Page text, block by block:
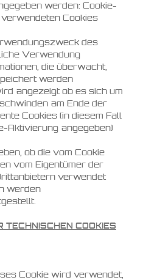
werden: Cookie-
Cookies
des
Verwendung
die überwacht,
werden
angezeigt ob es sich um
am Ende der
Cookies (in diesem Fall
Aktivierung angegeben)
ob die vom Cookie
vom Eigentümer der
verwendet
werden
TECHNISCHEN COOKIES
Cookie wird verwendet,